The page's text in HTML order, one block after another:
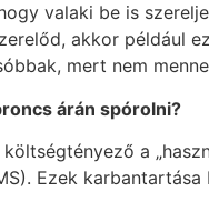
valaki be is
akkor például
mert nem
árán spórolni?
a
Ezek